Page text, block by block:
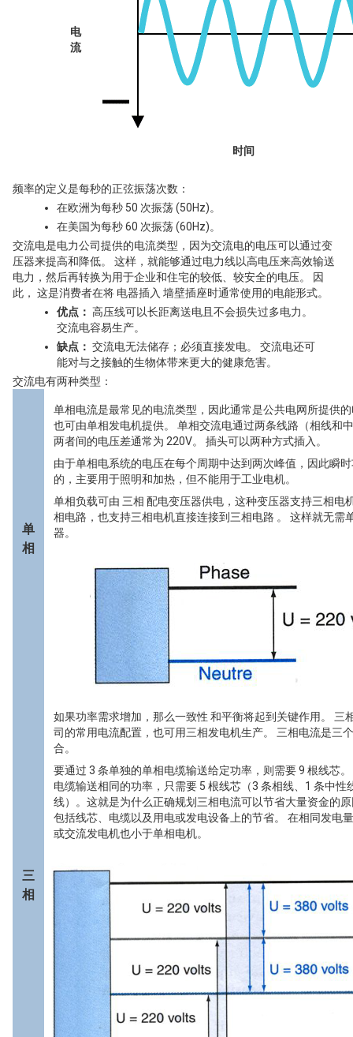
电
流
时间
频率的定义是每秒的正弦振荡次数：
在欧洲为每秒 50 次振荡 (50Hz)。
在美国为每秒 60 次振荡 (60Hz)。
交流电是电力公司提供的电流类型，因为交流电的电压可以通过变
压器来提高和降低。 这样，就能够通过电力线以高电压来高效输送
电力，然后再转换为用于企业和住宅的较低、较安全的电压。 因
此， 这是消费者在将 电器插入 墙壁插座时通常使用的电能形式。
优点： 高压线可以长距离送电且不会损失过多电力。
交流电容易生产。
缺点： 交流电无法储存；必须直接发电。 交流电还可
能对与之接触的生物体带来更大的健康危害。
交流电有两种类型：
单
相
单相电流是最常见的电流类型，因此通常是公共电网所提供
也可由单相发电机提供。 单相交流电通过两条线路（相线和
两者间的电压差通常为 220V。 插头可以两种方式插入。
由于单相电系统的电压在每个周期中达到两次峰值，因此瞬
的，主要用于照明和加热，但不能用于工业电机。
单相负载可由 三相 配电变压器供电，这种变压器支持三相电
相电路，也支持三相电机直接连接到三相电路 。 这样就无需
器。
三
相
如果功率需求增加，那么一致性 和平衡将起到关键作用。 三
司的常用电流配置，也可用三相发电机生产。 三相电流是三
合。
要通过 3 条单独的单相电缆输送给定功率，则需要 9 根线芯
电缆输送相同的功率，只需要 5 根线芯（3 条相线、1 条中性
线）。这就是为什么正确规划三相电流可以节省大量资金的
包括线芯、电缆以及用电或发电设备上的节省。 在相同发电
或交流发电机也小于单相电机。